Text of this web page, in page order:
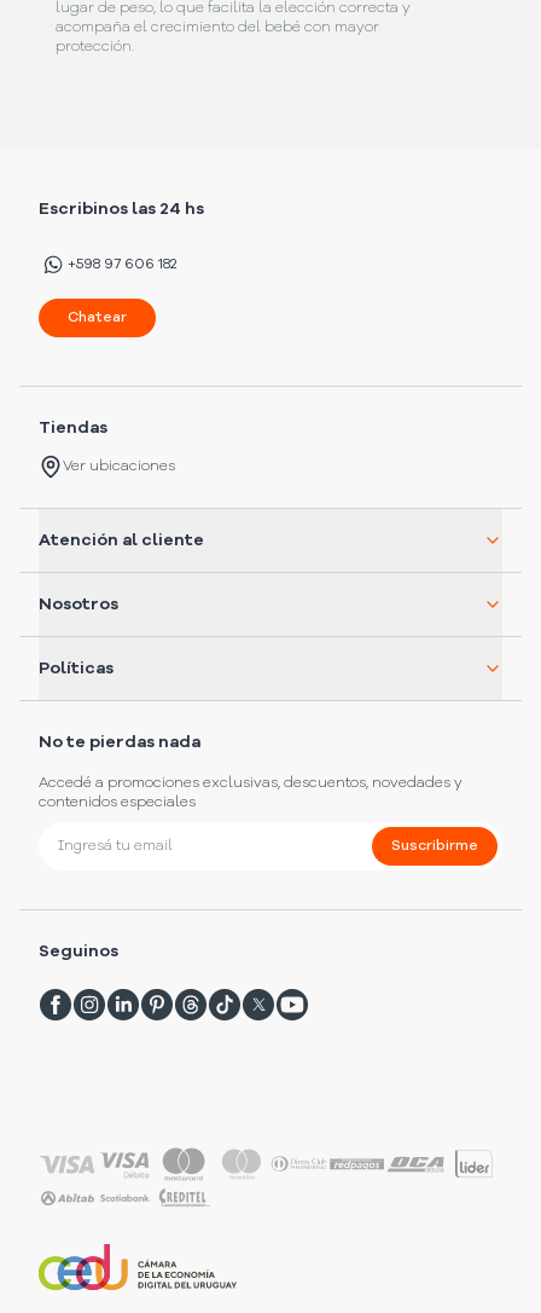
lugar de peso, lo que facilita la elección correcta y
acompaña el crecimiento del bebé con mayor
protección.
Escribinos las 24 hs
+598 97 606 182
Chatear
Tiendas
Ver ubicaciones
Atención al cliente
Nosotros
Políticas
No te pierdas nada
Accedé a promociones exclusivas, descuentos, novedades y
contenidos especiales
Suscribirme
Seguinos